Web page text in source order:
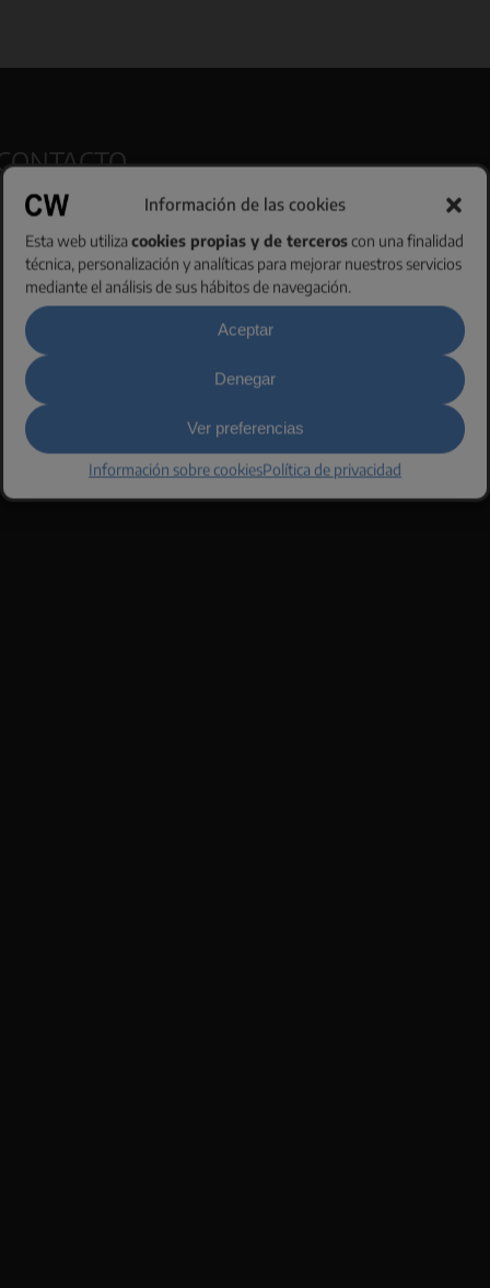
Información de las cookies
Esta web utilizacookies propias y de terceroscon una finalidad
técnica, personalización y analíticas para mejorar nuestros servicios
mediante el análisis de sus hábitos de navegación.
Aceptar
Denegar
Ver preferencias
Información sobre cookiesPolítica de privacidad
(+34) 674 34 24 84
Joan Miró 10
08222 Terrassa
ESPAÑA
(+34) 935 938 690
SERVICIOS